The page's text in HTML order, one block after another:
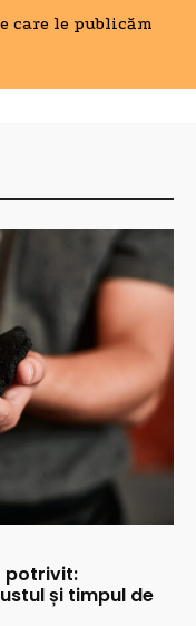
care le publicăm
potrivit:
și timpul de